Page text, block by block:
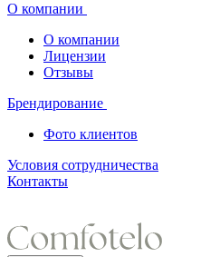
О компании
О компании
Лицензии
Отзывы
Брендирование
Фото клиентов
Условия сотрудничества
Контакты